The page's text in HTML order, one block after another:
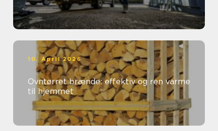
10. April 2026
Ovntørret brænde: effektiv og ren varme
til hjemmet